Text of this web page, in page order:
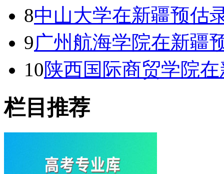
8中山大学在新疆预估
9广州航海学院在新疆
10陕西国际商贸学院
栏目推荐